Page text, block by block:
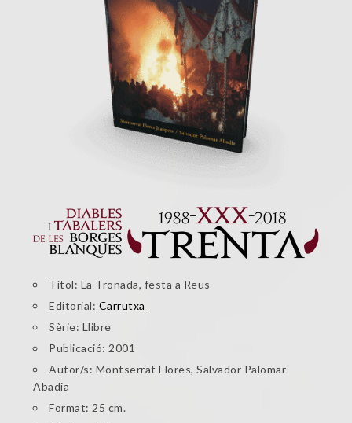
Títol: La Tronada, festa a Reus
Editorial: Carrutxa
Sèrie: Llibre
Publicació: 2001
Autor/s: Montserrat Flores, Salvador Palomar
Abadia
Format: 25 cm.